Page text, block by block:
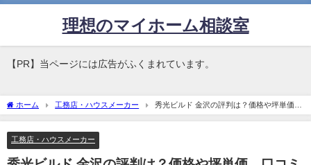
理想のマイホーム相談室
【PR】当ページには広告がふくまれています。
ホーム 工務店・ハウスメーカー
秀光ビルド 金沢の評判は？価格や坪単価、
口コミまで徹底解説
工務店・ハウスメーカー